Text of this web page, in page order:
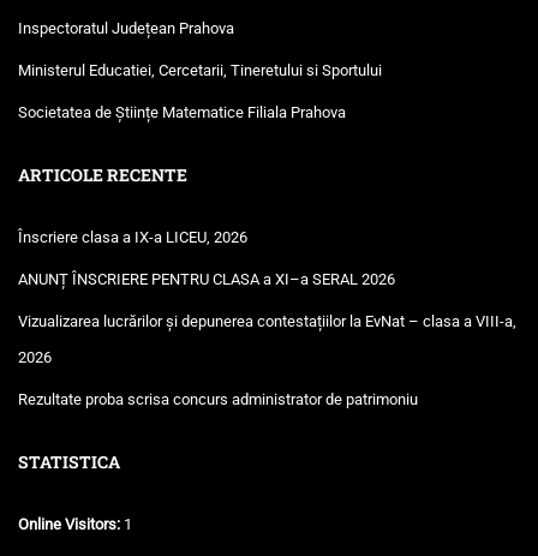
Inspectoratul Județean Prahova
Ministerul Educatiei, Cercetarii, Tineretului si Sportului
Societatea de Științe Matematice Filiala Prahova
ARTICOLE RECENTE
Înscriere clasa a IX-a LICEU, 2026
ANUNȚ ÎNSCRIERE PENTRU CLASA a XI–a SERAL 2026
Vizualizarea lucrărilor și depunerea contestațiilor la EvNat – clasa a VIII-a,
2026
Rezultate proba scrisa concurs administrator de patrimoniu
STATISTICA
Online Visitors: 1